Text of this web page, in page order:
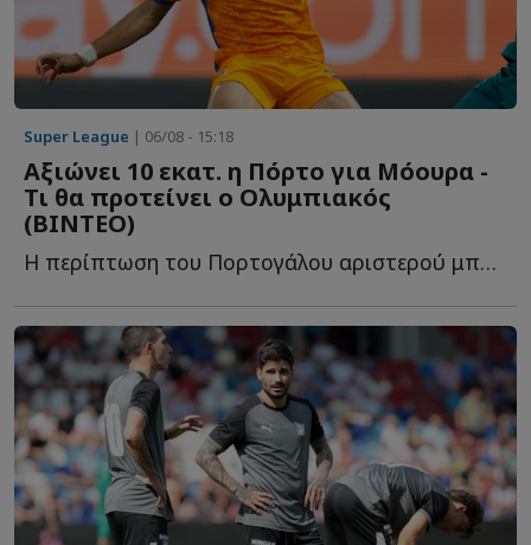
Super League | 06/08 - 15:18
Αξιώνει 10 εκατ. η Πόρτο για Μόουρα -
Τι θα προτείνει ο Ολυμπιακός
(ΒΙΝΤΕΟ)
Η περίπτωση του Πορτογάλου αριστερού μπακ βρίσκεται σ...